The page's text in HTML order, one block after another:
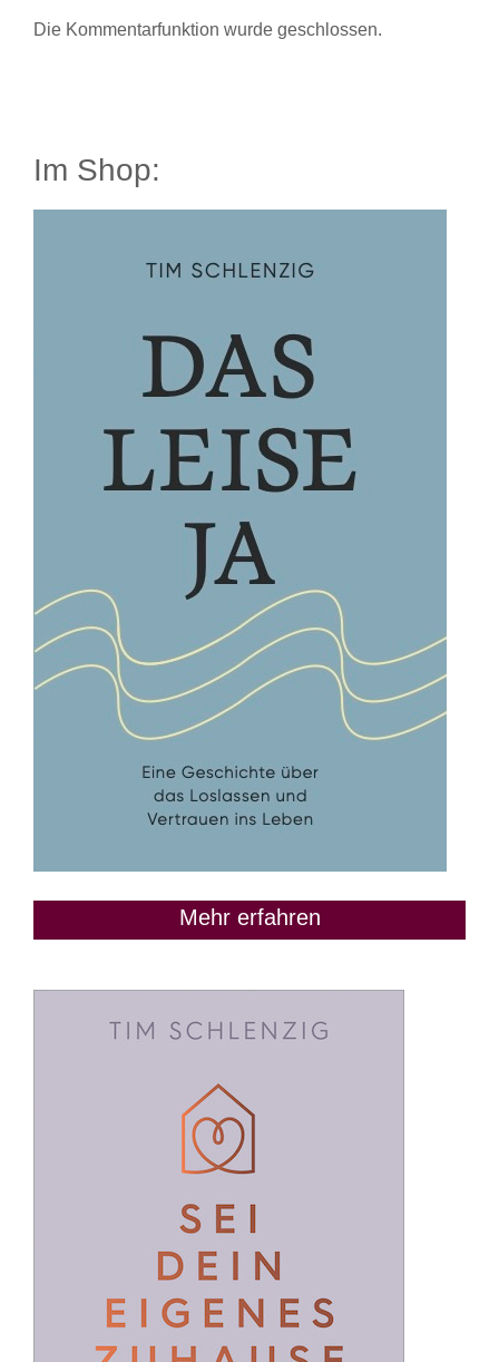
Die Kommentarfunktion wurde geschlossen.
Im Shop:
Mehr erfahren